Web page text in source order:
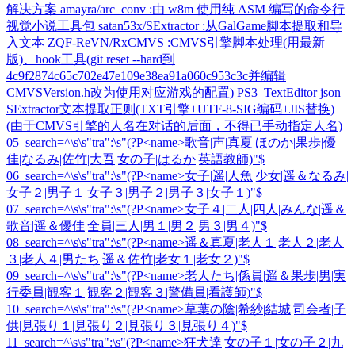
解决方案 amayra/arc_conv :由 w8m 使用纯 ASM 编写的命令行
视觉小说工具包 satan53x/SExtractor :从GalGame脚本提取和导
入文本 ZQF-ReVN/RxCMVS :CMVS引擎脚本处理(用最新
版)、hook工具(git reset --hard到
4c9f2874c65c702e47e109e38ea91a060c953c3c并编辑
CMVSVersion.h改为使用对应游戏的配置) PS3_TextEditor json
SExtractor文本提取正则(TXT引擎+UTF-8-SIG编码+JIS替换)
(由于CMVS引擎的人名在对话的后面，不得已手动指定人名)
05_search=^\s\s"tra":\s"(?P<name>歌音|声|真夏|ほのか|果歩|優
佳|なるみ|佐竹|大吾|女の子|はるか|英語教師)"$
06_search=^\s\s"tra":\s"(?P<name>女子|遥|人魚|少女|遥＆なるみ|
女子２|男子１|女子３|男子２|男子３|女子１)"$
07_search=^\s\s"tra":\s"(?P<name>女子４|二人|四人|みんな|遥＆
歌音|遥＆優佳|全員|三人|男１|男２|男３|男４)"$
08_search=^\s\s"tra":\s"(?P<name>遥＆真夏|老人１|老人２|老人
３|老人４|男たち|遥＆佐竹|老女１|老女２)"$
09_search=^\s\s"tra":\s"(?P<name>老人たち|係員|遥＆果歩|男|実
行委員|観客１|観客２|観客３|警備員|看護師)"$
10_search=^\s\s"tra":\s"(?P<name>草葉の陰|希紗|結城|司会者|子
供|見張り１|見張り２|見張り３|見張り４)"$
11_search=^\s\s"tra":\s"(?P<name>狂犬達|女の子１|女の子２|九